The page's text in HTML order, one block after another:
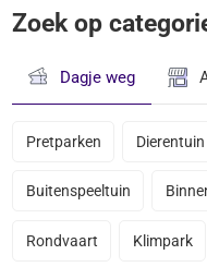
Zoek op
Dagje weg
Pretparken Dierentuin
Buitenspeeltuin
Rondvaart Klimpark